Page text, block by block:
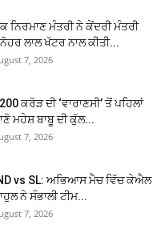
ਨਿਰਮਾਣ ਮੰਤਰੀ ਨੇ ਕੇਂਦਰੀ ਮੰਤਰੀ
ਲਾਲ ਖੱਟਰ ਨਾਲ ਕੀਤੀ...
7, 2026
ਕਰੋੜ ਦੀ ‘ਵਾਰਾਣਸੀ’ ਤੋਂ ਪਹਿਲਾਂ
ਮਹੇਸ਼ ਬਾਬੂ ਦੀ ਕੁੱਲ...
7, 2026
vs SL: ਅਭਿਆਸ ਮੈਚ ਵਿੱਚ ਕੇਐਲ
ਨੇ ਸੰਭਾਲੀ ਟੀਮ...
7, 2026